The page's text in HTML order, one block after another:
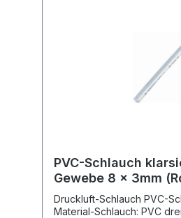
PVC-Schlauch
Gewebe 8 x 3mm
Druckluft-Schlauch PVC-
Material-Schlauch: PVC